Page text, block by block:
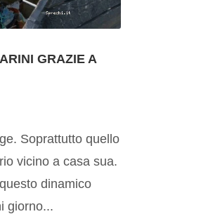
GRAZIE A
Soprattutto quello
vicino a casa sua.
dinamico
giorno...